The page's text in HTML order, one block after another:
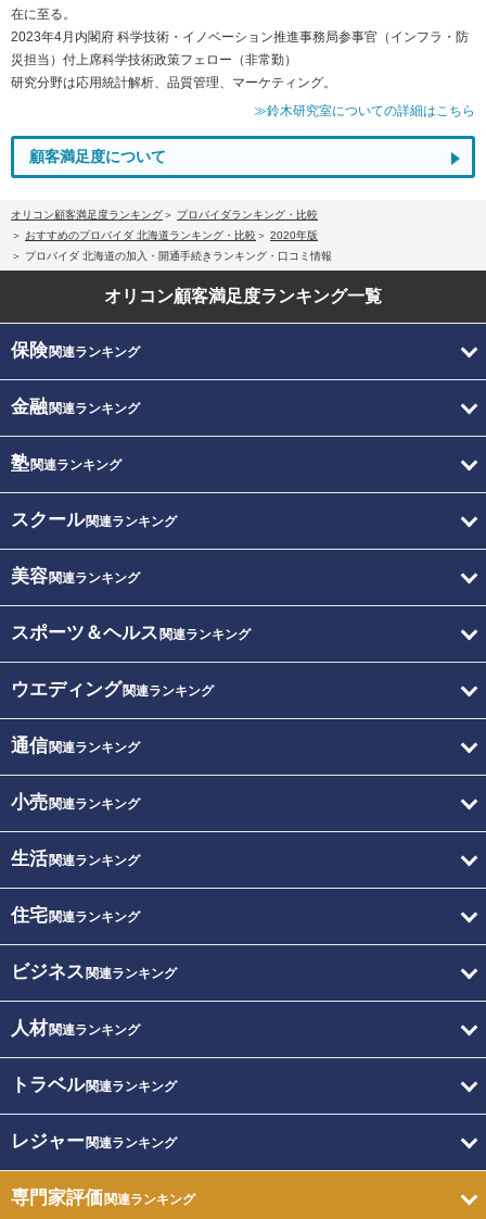
在に至る。
2023年4月内閣府 科学技術・イノベーション推進事務局参事官（インフラ・防
災担当）付上席科学技術政策フェロー（非常勤）
研究分野は応用統計解析、品質管理、マーケティング。
≫鈴木研究室についての詳細はこちら
顧客満足度について
オリコン顧客満足度ランキング
プロバイダランキング・比較
おすすめのプロバイダ 北海道ランキング・比較
2020年版
プロバイダ 北海道の加入・開通手続きランキング・口コミ情報
オリコン顧客満足度ランキング一覧
保険関連ランキング
金融関連ランキング
塾関連ランキング
スクール関連ランキング
美容関連ランキング
スポーツ＆ヘルス 関連ランキング
ウエディング関連ランキング
通信関連ランキング
小売関連ランキング
生活関連ランキング
住宅関連ランキング
ビジネス 関連ランキング
人材関連ランキング
トラベル関連ランキング
レジャー関連ランキング
専門家評価関連ランキング